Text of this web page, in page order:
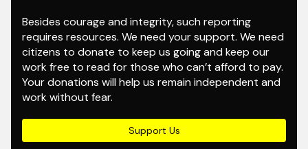
Besides courage and integrity, such reporting
requires resources. We need your support. We need
citizens to donate to keep us going and keep our
work free to read for those who can’t afford to pay.
Your donations will help us remain independent and
work without fear.
Support Us